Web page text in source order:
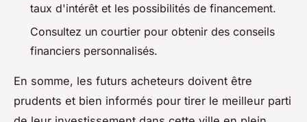
taux d'intérêt et les possibilités de financement.
Consultez un courtier pour obtenir des conseils
financiers personnalisés.
En somme, les futurs acheteurs doivent être
prudents et bien informés pour tirer le meilleur parti